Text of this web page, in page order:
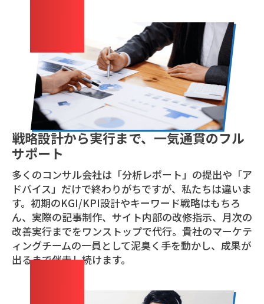
戦略設計から実行まで、一気通貫のフル
サポート
多くのコンサル会社は「分析レポート」の提出や「ア
ドバイス」だけで終わりがちですが、私たちは違いま
す。初期のKGI/KPI設計やキーワード戦略はもちろ
ん、実際の記事制作、サイト内部の改修指示、月次の
改善実行までをワンストップで代行。貴社のマーケテ
ィングチームの一員として泥臭く手を動かし、成果が
出るまで伴走し続けます。